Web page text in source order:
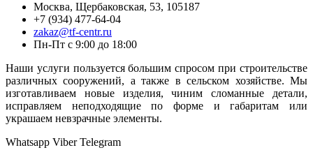
Москва, Щербаковская, 53, 105187
+7 (934) 477-64-04
zakaz@tf-centr.ru
Пн-Пт с 9:00 до 18:00
Наши услуги пользуется большим спросом при строительстве
различных сооружений, а также в сельском хозяйстве. Мы
изготавливаем новые изделия, чиним сломанные детали,
исправляем неподходящие по форме и габаритам или
украшаем невзрачные элементы.
Whatsapp Viber Telegram